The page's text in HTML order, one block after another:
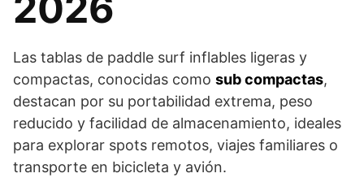
Las tablas de paddle surf inflables ligeras y
compactas, conocidas como sub compactas,
destacan por su portabilidad extrema, peso
reducido y facilidad de almacenamiento, ideales
para explorar spots remotos, viajes familiares o
transporte en bicicleta y avión.